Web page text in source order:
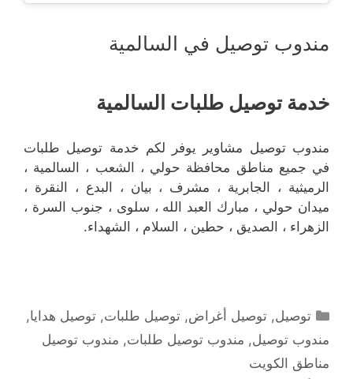
مندوب توصيل في السالمية
خدمة توصيل طلبات السالمية
مندوب توصيل مشاوير يوفر لكم خدمة توصيل طلبات
في جميع مناطق محافظة حولي ، الشعب ، السالمية ،
الرميثية ، الجابرية ، مشرف ، بيان ، البدع ، النقرة ،
ميدان حولي ، مبارك العبد الله ، سلوى ، جنوب السرة ،
الزهراء ، الصديق ، حطين ، السلام ، الشهداء.
التصنيفات
توصيل,توصيل أغراض,توصيل طلبات,توصيل هدايا,
مندوب توصيل, مندوب توصيل طلبات, مندوب توصيل
مناطق الكويت